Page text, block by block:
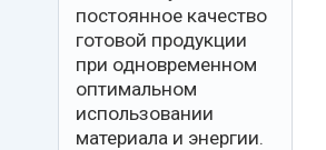
постоянное качество
готовой продукции
при одновременном
оптимальном
использовании
материала и энергии.